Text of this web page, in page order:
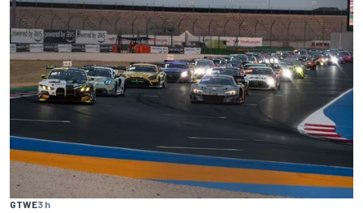
GTWE3 h